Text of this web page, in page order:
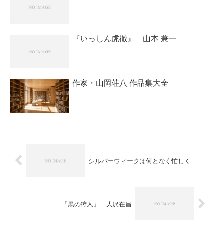
『いっしん虎徹』 山本 兼一
作家・山岡荘八 作品集大全
シルバーウィークは何となく忙しく
『黒の狩人』 大沢在昌